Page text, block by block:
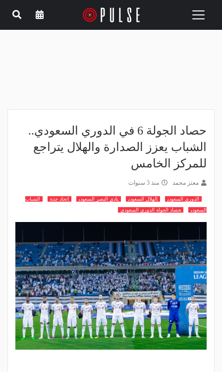
Toggle
حصاد الجولة 6 في الدوري السعودي..
الشباب يعزز الصدارة والهلال يتراجع
للمركز الخامس
معتز محمد منذ 3 سنوات
الدوري السعودي الهلال السعودي نادي النصر السعودي اتحاد جدة
الشباب
السعودي
حصاد الجولة الدوري السعودي